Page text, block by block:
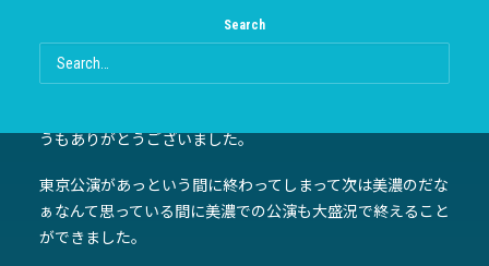
Search
遠足前夜にご参加くださいました皆様楽しんでいただけま
したでしょうか？
うもありがとうございました。
東京公演があっという間に終わってしまって次は美濃のだな
ぁなんて思っている間に美濃での公演も大盛況で終えること
ができました。